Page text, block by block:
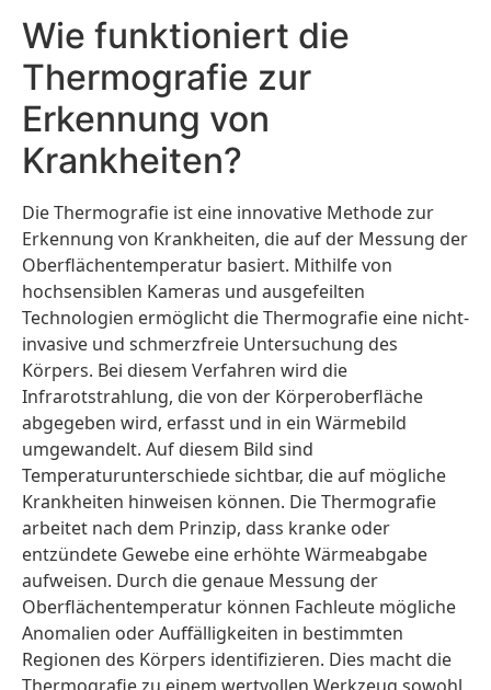
Wie funktioniert die
Thermografie zur
Erkennung von
Krankheiten?
Die Thermografie ist eine innovative Methode zur
Erkennung von Krankheiten, die auf der Messung der
Oberflächentemperatur basiert. Mithilfe von
hochsensiblen Kameras und ausgefeilten
Technologien ermöglicht die Thermografie eine nicht-
invasive und schmerzfreie Untersuchung des
Körpers. Bei diesem Verfahren wird die
Infrarotstrahlung, die von der Körperoberfläche
abgegeben wird, erfasst und in ein Wärmebild
umgewandelt. Auf diesem Bild sind
Temperaturunterschiede sichtbar, die auf mögliche
Krankheiten hinweisen können. Die Thermografie
arbeitet nach dem Prinzip, dass kranke oder
entzündete Gewebe eine erhöhte Wärmeabgabe
aufweisen. Durch die genaue Messung der
Oberflächentemperatur können Fachleute mögliche
Anomalien oder Auffälligkeiten in bestimmten
Regionen des Körpers identifizieren. Dies macht die